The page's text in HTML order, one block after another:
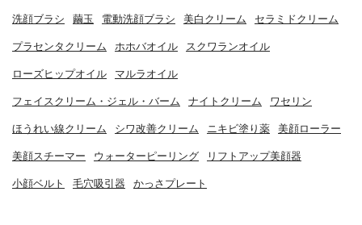
洗顔ブラシ 繭玉 電動洗顔ブラシ 美白クリーム セラミドクリーム
プラセンタクリーム ホホバオイル スクワランオイル
ローズヒップオイル マルラオイル
フェイスクリーム・ジェル・バーム ナイトクリーム ワセリン
ほうれい線クリーム シワ改善クリーム ニキビ塗り薬 美顔ローラー
美顔スチーマー ウォーターピーリング リフトアップ美顔器
小顔ベルト 毛穴吸引器 かっさプレート